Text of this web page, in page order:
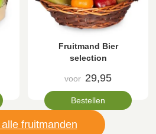
Fruitmand Bier
selection
voor 29,95
Bestellen
fruitmanden